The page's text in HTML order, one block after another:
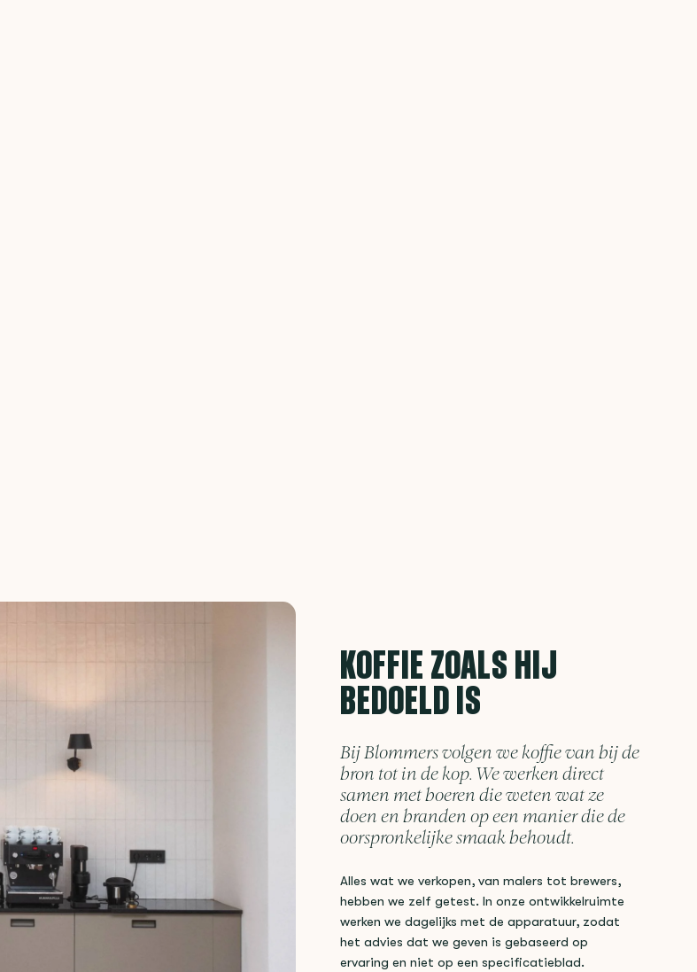
KOFFIE ZOALS HIJ
BEDOELD IS
Bij Blommers volgen we koffie van bij de
bron tot in de kop. We werken direct
samen met boeren die weten wat ze
doen en branden op een manier die de
oorspronkelijke smaak behoudt.
Alles wat we verkopen, van malers tot brewers,
hebben we zelf getest. In onze ontwikkelruimte
werken we dagelijks met de apparatuur, zodat
het advies dat we geven is gebaseerd op
ervaring en niet op een specificatieblad.